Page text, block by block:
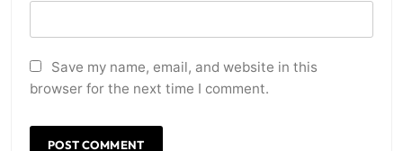
Save my name, email, and website in this
browser for the next time I comment.